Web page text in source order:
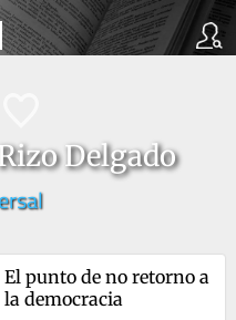
Delgado
El punto de no retorno a
la democracia